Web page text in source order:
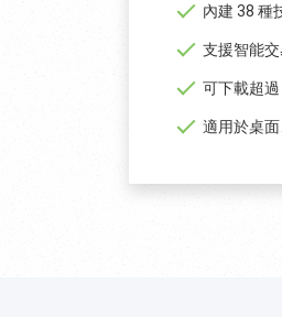
內建 38 種
支援智能
可下載超
適用於桌